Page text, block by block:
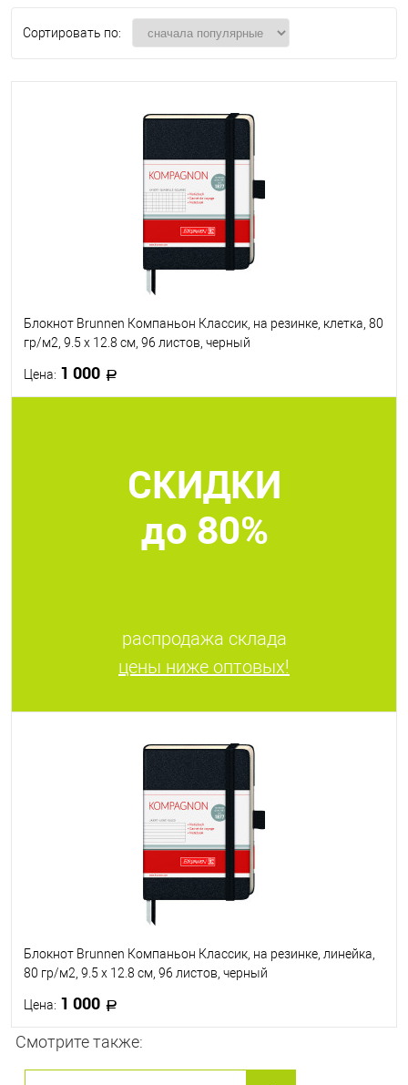
Сортировать по:
Блокнот Brunnen Компаньон Классик, на резинке, клетка, 80
гр/м2, 9.5 х 12.8 см, 96 листов, черный
Цена: 1 000
В наличии
СКИДКИ
до 80%
распродажа склада
цены ниже оптовых!
Блокнот Brunnen Компаньон Классик, на резинке, линейка,
80 гр/м2, 9.5 х 12.8 см, 96 листов, черный
Цена: 1 000
Смотрите также: